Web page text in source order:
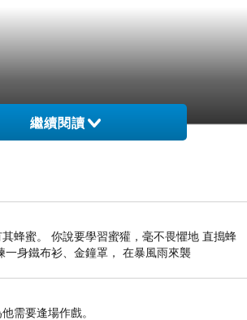
繼續閱讀
蜂蜜。 你說要學習蜜獾，毫不畏懼地 直搗蜂
一身鐵布衫、金鐘罩， 在暴風雨來襲
需要逢場作戲。